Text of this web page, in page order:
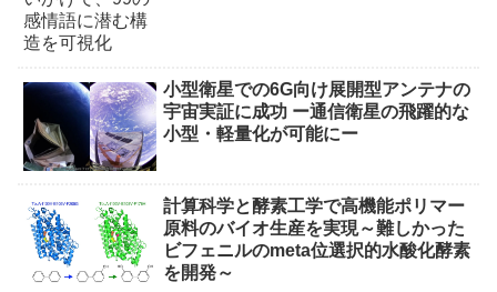
小型衛星での6G向け展開型アンテナの
宇宙実証に成功 ー通信衛星の飛躍的な
小型・軽量化が可能にー
計算科学と酵素工学で高機能ポリマー
原料のバイオ生産を実現～難しかった
ビフェニルのmeta位選択的水酸化酵素
を開発～